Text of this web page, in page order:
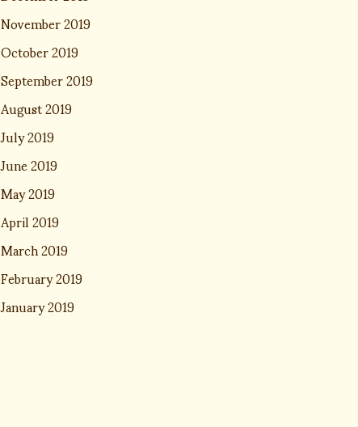
November 2019
October 2019
September 2019
August 2019
July 2019
June 2019
May 2019
April 2019
March 2019
February 2019
January 2019